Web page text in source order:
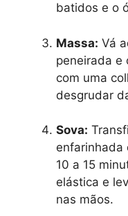
batidos e o
Massa: Vá
peneirada e
com uma
desgrudar
Sova:
enfarinhada
10 a 15
elástica e
nas mãos.